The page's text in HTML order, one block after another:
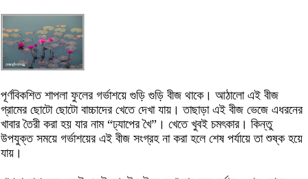
পূর্ণবিকশিত শাপলা ফুলের গর্ভাশয়ে গুড়ি গুড়ি বীজ থাকে। আঠালো এই বীজ
গ্রামের ছোটো ছোটো বাচ্চাদের খেতে দেখা যায়। তাছাড়া এই বীজ ভেজে এধরনের
খাবার তৈরী করা হয় যার নাম “ঢ্যাপের খৈ”। খেতে খুবই চমৎকার। কিন্তু
উপযুক্ত সময়ে গর্ভাশয়ের এই বীজ সংগ্রহ না করা হলে শেষ পর্যায়ে তা শুষ্ক হয়ে
যায়।